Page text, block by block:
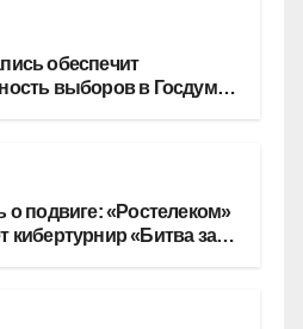
обеспечит
выборов в Госдуму
о подвиге: «Ростелеком»
кибертурнир «Битва за